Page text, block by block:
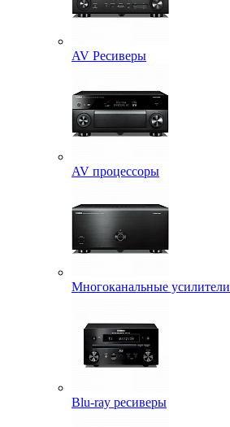
AV Ресиверы
AV процессоры
Многоканальные усилители
Blu-ray ресиверы